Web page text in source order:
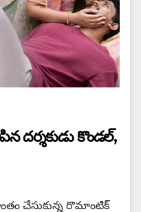
దర్శకుడు కొండల్,
చేసుకున్న రొమాంటిక్